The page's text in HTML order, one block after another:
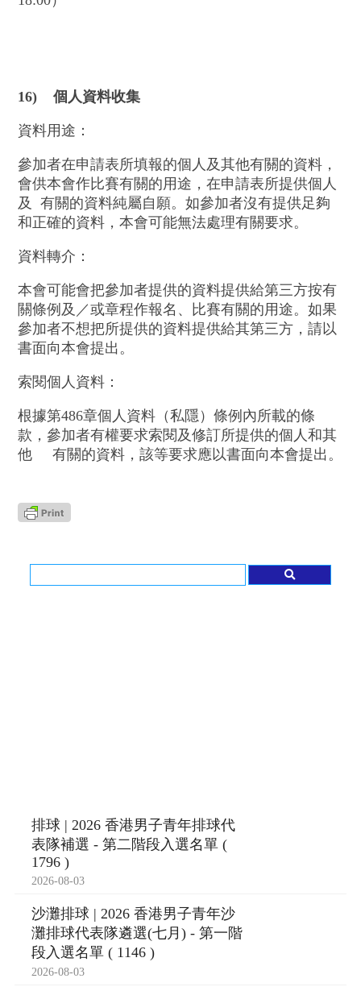
16) 個人資料收集
資料用途：
參加者在申請表所填報的個人及其他有關的資料，
會供本會作比賽有關的用途，在申請表所提供個人
及 有關的資料純屬自願。如參加者沒有提供足夠
和正確的資料，本會可能無法處理有關要求。
資料轉介：
本會可能會把參加者提供的資料提供給第三方按有
關條例及／或章程作報名、比賽有關的用途。如果
參加者不想把所提供的資料提供給其第三方，請以
書面向本會提出。
索閱個人資料：
根據第486章個人資料（私隱）條例內所載的條
款，參加者有權要求索閱及修訂所提供的個人和其
他 有關的資料，該等要求應以書面向本會提出。
排球 | 2026 香港男子青年排球代
表隊補選 - 第二階段入選名單 (
1796 )
2026-08-03
沙灘排球 | 2026 香港男子青年沙
灘排球代表隊遴選(七月) - 第一階
段入選名單 ( 1146 )
2026-08-03